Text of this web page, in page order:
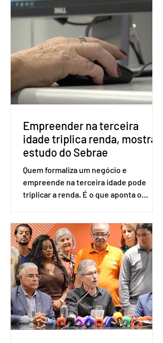
Apesar da requisição, a biometria não é
obrigatória para exercer o direito ao
voto. Se o título estiver regular, o
eleitor pode votar mesmo sem ter
realizado esse cadastro. Neste caso,
será exigido o documento de
identificação para acesso à urna
eletrônica. Se a urna eletrônica não
reconh
Empreender na terceira
idade triplica renda, mostra
estudo do Sebrae
Quem formaliza um negócio e
empreende na terceira idade pode
triplicar a renda. É o que aponta o
Amostra de Domicílio (PNAD Contínua),
do Serviço Brasileiro de Apoio às Micro
e Pequenas Empresas (Sebrae),
realizado a partir de dados do Instituto
Brasileiro de Geografia e Estatística
(IBGE). O estudo do Sebrae mostra que,
no quarto trimestre de 2025, os
empreendedores 60+ formalizados
atingiram o maior rendime